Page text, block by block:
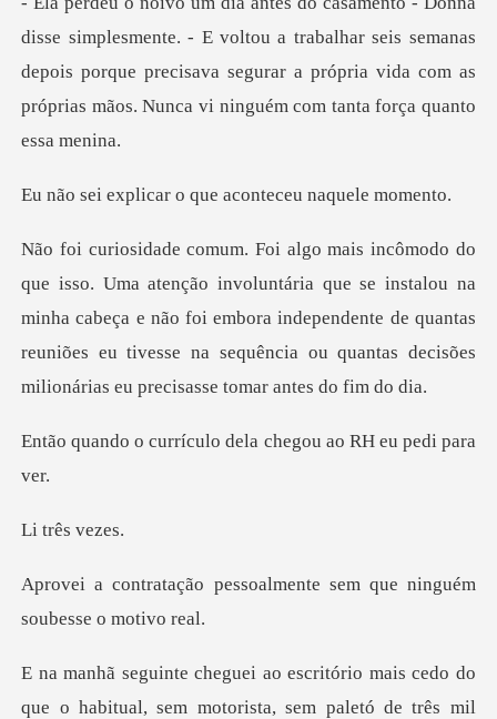
E voltou a trabalhar seis semanas
depois porque precisava segurar a própria v
ar o que acontece
que se instalou na
minha cabeça e não foi embora independente de quantas
reuniões eu tiv
culo dela chegou ao
rês
ssoalmente sem que ningu
três mil